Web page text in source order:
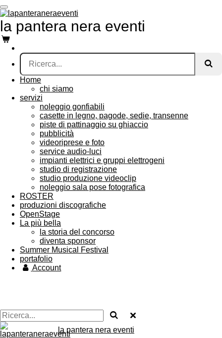
Vai
al
contenuto
principale
la pantera nera eventi
Home
chi siamo
servizi
noleggio gonfiabili
casette in legno, pagode, sedie, transenne
piste di pattinaggio su ghiaccio
pubblicità
videoriprese e foto
service audio-luci
impianti elettrici e gruppi elettrogeni
studio di registrazione
studio produzione videoclip
noleggio sala pose fotografica
ROSTER
produzioni discografiche
OpenStage
La più bella
la storia del concorso
diventa sponsor
Summer Musical Festival
portafolio
Account
la pantera nera eventi